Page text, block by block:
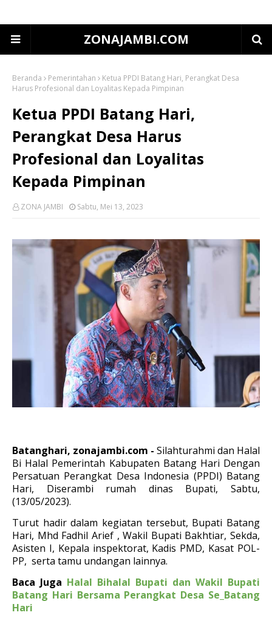
ZONAJAMBI.COM
Beranda Pemerintahan
Ketua PPDI Batang Hari, Perangkat Desa
Harus Profesional dan Loyalitas Kepada Pimpinan
Ketua PPDI Batang Hari,
Perangkat Desa Harus
Profesional dan Loyalitas
Kepada Pimpinan
ZONA JAMBI Sabtu, Mei 13, 2023
Batanghari, zonajambi.com - Silahturahmi dan Halal
Bi Halal Pemerintah Kabupaten Batang Hari Dengan
Persatuan Perangkat Desa Indonesia (PPDI) Batang
Hari, Diserambi rumah dinas Bupati, Sabtu,
(13/05/2023).
Turut hadir dalam kegiatan tersebut, Bupati Batang
Hari, Mhd Fadhil Arief , Wakil Bupati Bakhtiar, Sekda,
Asisten I, Kepala inspektorat, Kadis PMD, Kasat POL-
PP, serta tamu undangan lainnya.
Baca Juga Halal Bihalal Bupati dan Wakil Bupati
Batang Hari Bersama Perangkat Desa Se_Batang
Hari